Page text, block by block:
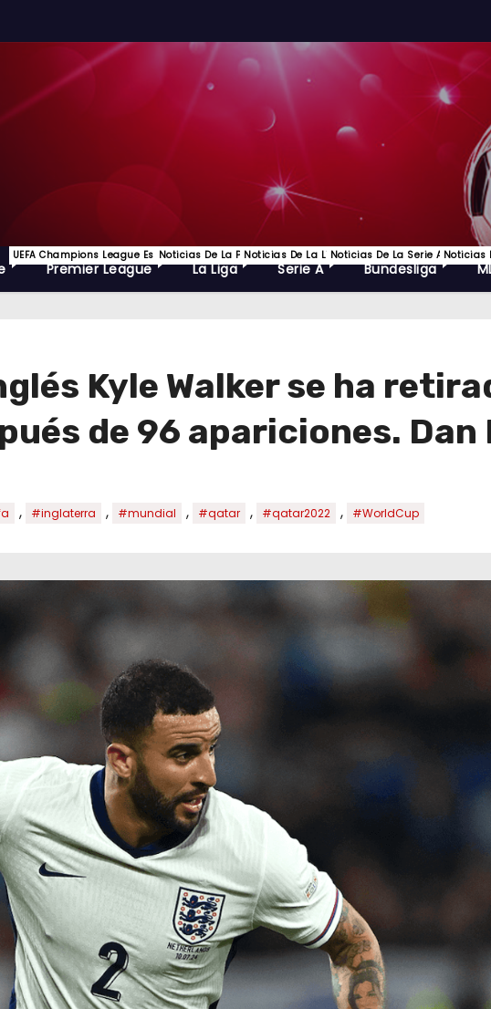
UEFA Champions League Es Uno De Los Torneos De Fútbol Más Prestigiosos Del Mundo Y
Premier League
Noticias De La Premier League, EPL Lo Mejor Del Futbol Ingles Y
La Liga
Noticias De La Liga Española De Futbol
Serie A
Noticias De La Serie A, Lo
Bundesliga
Noticias
Kyle Walker se ha
de 96 apariciones.
, #inglaterra , #mundial , #qatar , #qatar2022 , #WorldCup